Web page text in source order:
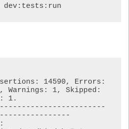
dev:tests:run
14590, Errors:
1, Skipped:
1.